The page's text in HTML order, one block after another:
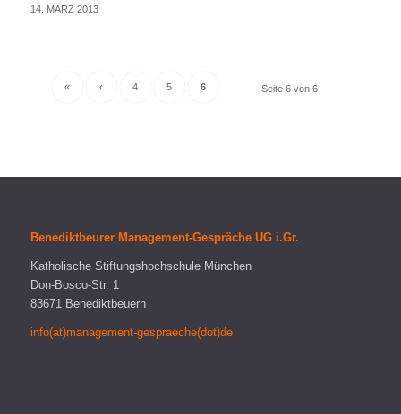
14. MÄRZ 2013
Seite 6 von 6
« ‹ 4 5 6
Benediktbeurer Management-Gespräche UG i.Gr.
Katholische Stiftungshochschule München
Don-Bosco-Str. 1
83671 Benediktbeuern
info(at)management-gespraeche(dot)de